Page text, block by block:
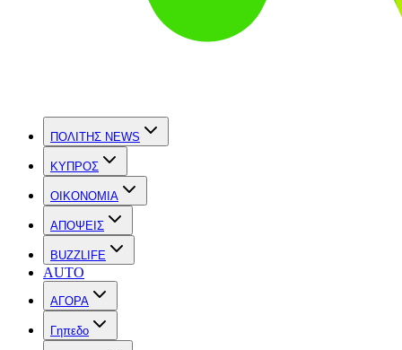
ΠΟΛΙΤΗΣ NEWS
ΚΥΠΡΟΣ
OIKONOMIA
ΑΠΟΨΕΙΣ
BUZZLIFE
AUTO
ΑΓΟΡΑ
Γηπεδο